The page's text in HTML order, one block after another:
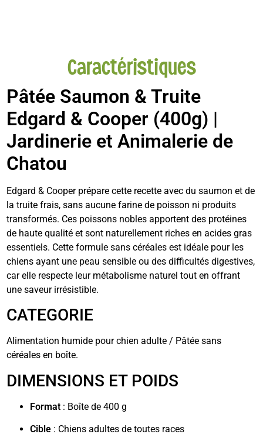
Caractéristiques
Pâtée Saumon & Truite
Edgard & Cooper (400g) |
Jardinerie et Animalerie de
Chatou
Edgard & Cooper prépare cette recette avec du saumon et de
la truite frais, sans aucune farine de poisson ni produits
transformés. Ces poissons nobles apportent des protéines
de haute qualité et sont naturellement riches en acides gras
essentiels. Cette formule sans céréales est idéale pour les
chiens ayant une peau sensible ou des difficultés digestives,
car elle respecte leur métabolisme naturel tout en offrant
une saveur irrésistible.
CATEGORIE
Alimentation humide pour chien adulte / Pâtée sans
céréales en boîte.
DIMENSIONS ET POIDS
Format : Boîte de 400 g
Cible : Chiens adultes de toutes races